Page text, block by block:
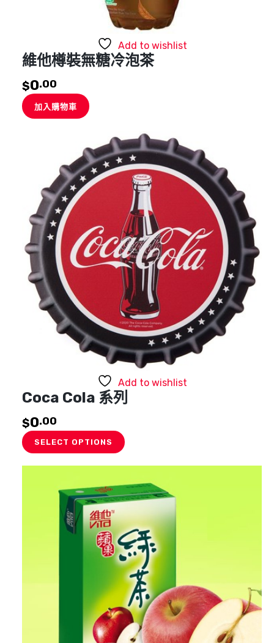
Add to wishlist
維他樽裝無糖冷泡茶
$0.00
加入購物車
Add to wishlist
Coca Cola 系列
$0.00
SELECT OPTIONS